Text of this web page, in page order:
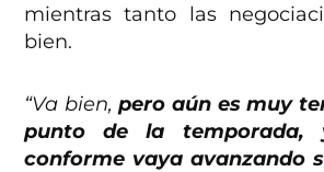
mientras tanto las
bien.
“Va bien,pero aún es muy
punto de la temporada,
conforme vaya avanzando